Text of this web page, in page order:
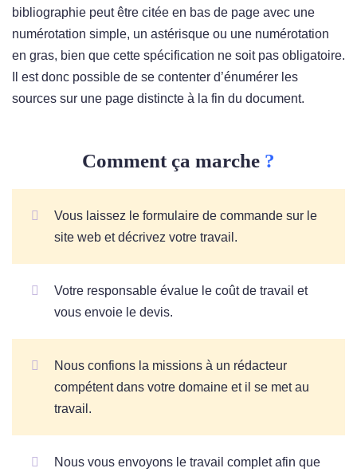
bibliographie peut être citée en bas de page avec une
numérotation simple, un astérisque ou une numérotation
en gras, bien que cette spécification ne soit pas obligatoire.
Il est donc possible de se contenter d’énumérer les
sources sur une page distincte à la fin du document.
Comment ça marche ?
Vous laissez le formulaire de commande sur le
site web et décrivez votre travail.
Votre responsable évalue le coût de travail et
vous envoie le devis.
Nous confions la missions à un rédacteur
compétent dans votre domaine et il se met au
travail.
Nous vous envoyons le travail complet afin que